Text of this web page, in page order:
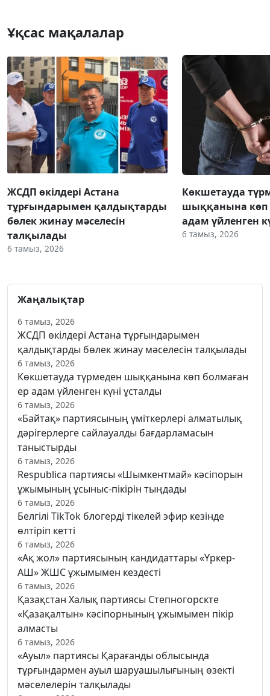
Ұқсас мақалалар
ЖСДП өкілдері Астана
тұрғындарымен қалдықтарды
бөлек жинау мәселесін
талқылады
6 тамыз, 2026
Көкшетауда
шыққанына көп
адам үйленген
6 тамыз, 2026
Жаңалықтар
6 тамыз, 2026
ЖСДП өкілдері Астана тұрғындарымен
қалдықтарды бөлек жинау мәселесін талқылады
6 тамыз, 2026
Көкшетауда түрмеден шыққанына көп болмаған
ер адам үйленген күні ұсталды
6 тамыз, 2026
«Байтақ» партиясының үміткерлері алматылық
дәрігерлерге сайлауалды бағдарламасын
таныстырды
6 тамыз, 2026
Respublica партиясы «Шымкентмай» кәсіпорын
ұжымының ұсыныс-пікірін тыңдады
6 тамыз, 2026
Белгілі TikTok блогерді тікелей эфир кезінде
өлтіріп кетті
6 тамыз, 2026
«Ақ жол» партиясының кандидаттары «Үркер-
АШ» ЖШС ұжымымен кездесті
6 тамыз, 2026
Қазақстан Халық партиясы Степногорскте
«Қазақалтын» кәсіпорнының ұжымымен пікір
алмасты
6 тамыз, 2026
«Ауыл» партиясы Қарағанды облысында
тұрғындармен ауыл шаруашылығының өзекті
мәселелерін талқылады